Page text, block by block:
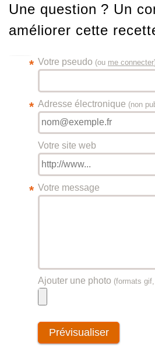
Une question ? Un
améliorer cette
Votre pseudo
* (ou me connecter
Adresse électronique (non
*
Votre site web
Votre message
*
Ajouter une photo (formats